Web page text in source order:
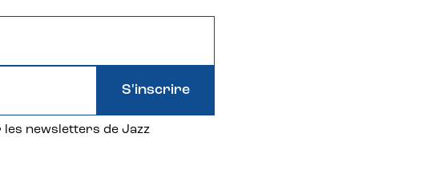
newsletters de Jazz
S'inscrire